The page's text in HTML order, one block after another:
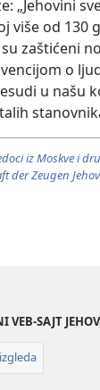
„Jehovini
više od 130
zaštićeni
o
u našu
iz Moskve i
der Zeugen
VEB-SAJT